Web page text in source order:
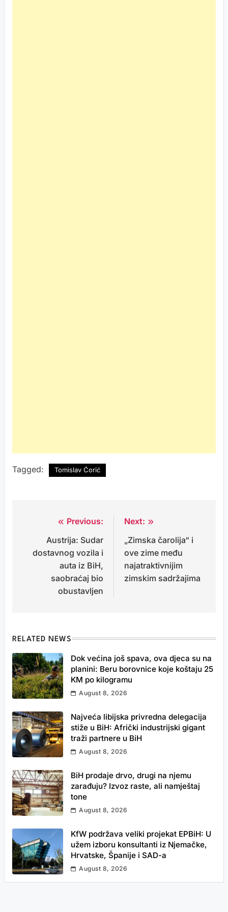
Tagged: Tomislav Ćorić
navigation
Previous:
Austrija: Sudar
dostavnog vozila i
auta iz BiH,
saobraćaj bio
obustavljen
Next:
„Zimska čarolija“ i
ove zime među
najatraktivnijim
zimskim sadržajima
RELATED NEWS
Dok većina još spava, ova djeca su na
planini: Beru borovnice koje koštaju 25
KM po kilogramu
August 8, 2026
Najveća libijska privredna delegacija
stiže u BiH: Afrički industrijski gigant
traži partnere u BiH
August 8, 2026
BiH prodaje drvo, drugi na njemu
zarađuju? Izvoz raste, ali namještaj
tone
August 8, 2026
KfW podržava veliki projekat EPBiH: U
užem izboru konsultanti iz Njemačke,
Hrvatske, Španije i SAD-a
August 8, 2026